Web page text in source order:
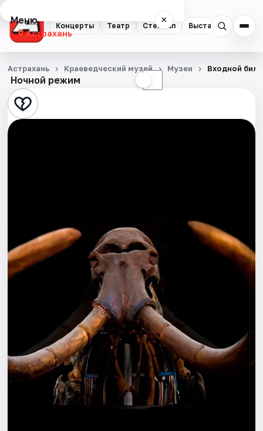
Концерты Театр Стендап Выставки
Меню ×
Астрахань
Концерты
Театр
Стендап
События
Артисты
Рейтинги
Ночной режим ☾
Астрахань Краеведческий музей Музеи Входной